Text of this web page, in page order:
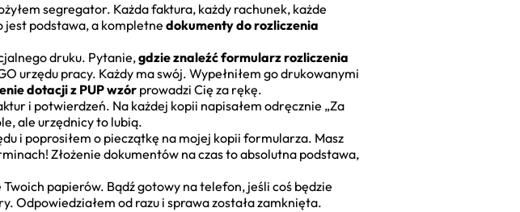
segregator. Każda faktura, każdy rachunek, każde
jest podstawa, a kompletne dokumenty do rozliczenia
druku. Pytanie,gdzie znaleźć formularz rozliczenia
urzędu pracy. Każdy ma swój. Wypełniłem go drukowanymi
dotacji z PUP wzórprowadzi Cię za rękę.
i potwierdzeń. Na każdej kopii napisałem odręcznie „Za
ale urzędnicy to lubią.
i poprosiłem o pieczątkę na mojej kopii formularza. Masz
Złożenie dokumentów na czas to absolutna podstawa,
papierów. Bądź gotowy na telefon, jeśli coś będzie
Odpowiedziałem od razu i sprawa została zamknięta.